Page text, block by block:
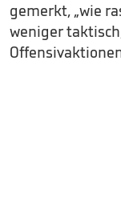
gemerkt, „wie
weniger